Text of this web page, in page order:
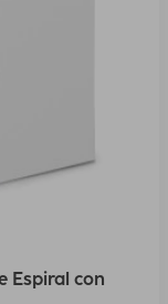
Espiral con